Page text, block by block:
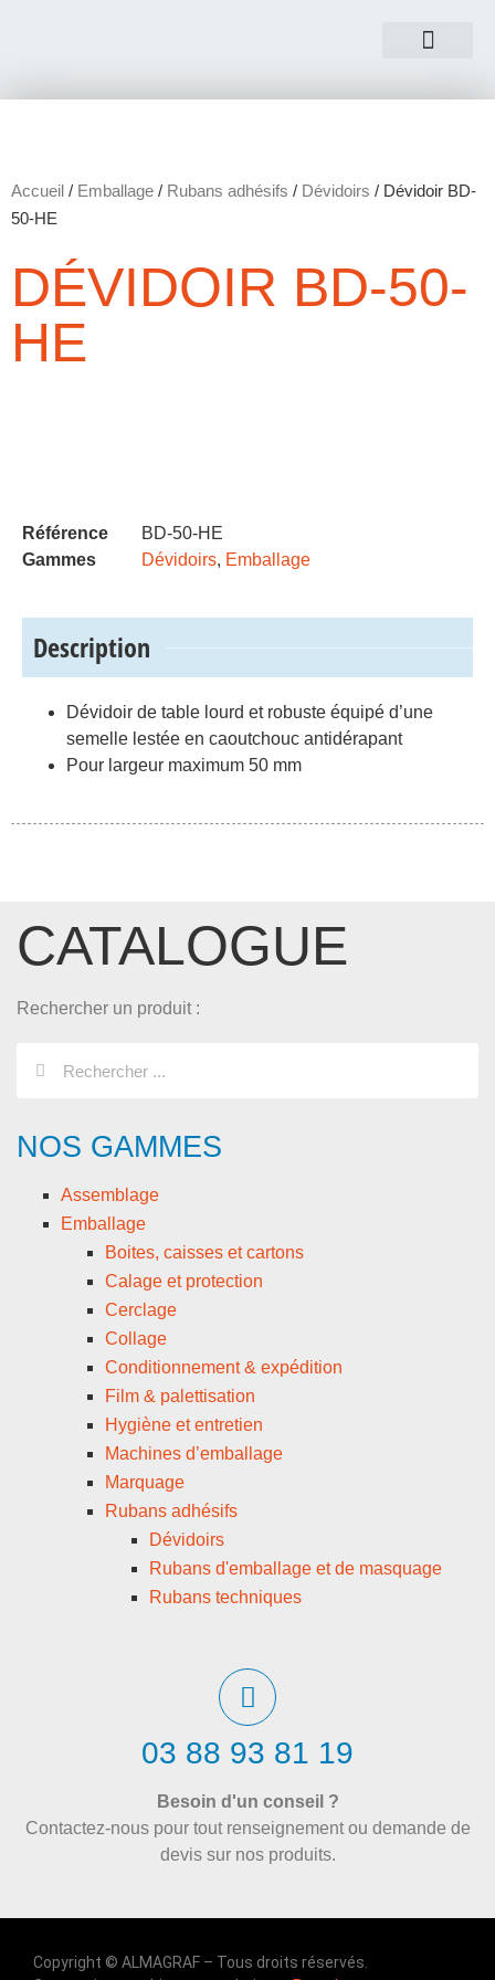
CATALOGUE
Rechercher un produit :
NOS GAMMES
Assemblage
Emballage
Boites, caisses et cartons
Calage et protection
Cerclage
Collage
Conditionnement & expédition
Film & palettisation
Hygiène et entretien
Machines d’emballage
Marquage
Rubans adhésifs
Dévidoirs
Rubans d'emballage et de masquage
Rubans techniques
03 88 93 81 19
Besoin d'un conseil ?
Contactez-nous pour tout renseignement ou demande de
devis sur nos produits.
Accueil / Emballage / Rubans adhésifs / Dévidoirs / Dévidoir BD-
50-HE
DÉVIDOIR BD-50-
HE
Référence
BD-50-HE
Gammes
Dévidoirs, Emballage
Description
Dévidoir de table lourd et robuste équipé d’une
semelle lestée en caoutchouc antidérapant
Pour largeur maximum 50 mm
Copyright © ALMAGRAF – Tous droits réservés.